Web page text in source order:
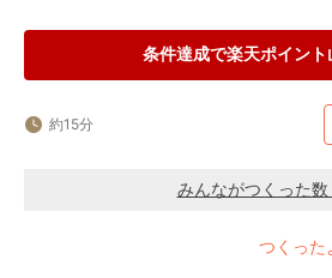
条件達成で楽天ポイント
約15分
みんながつくった数
つくった